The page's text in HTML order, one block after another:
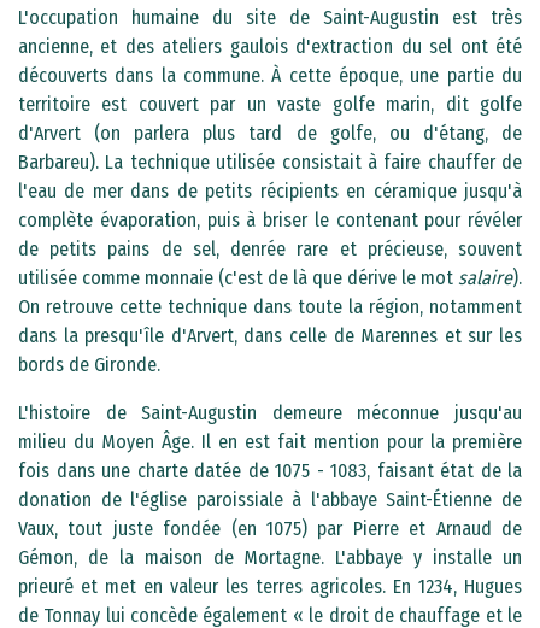
​​​​​​​L'occupation humaine du site de Saint-Augustin est très
ancienne, et des ateliers gaulois d'extraction du sel ont été
découverts dans la commune. À cette époque, une partie du
territoire est couvert par un vaste golfe marin, dit golfe
d'Arvert (on parlera plus tard de golfe, ou d'étang, de
Barbareu). La technique utilisée consistait à faire chauffer de
l'eau de mer dans de petits récipients en céramique jusqu'à
complète évaporation, puis à briser le contenant pour révéler
de petits pains de sel, denrée rare et précieuse, souvent
utilisée comme monnaie (c'est de là que dérive le mot salaire).
On retrouve cette technique dans toute la région, notamment
dans la presqu'île d'Arvert, dans celle de Marennes et sur les
bords de Gironde.
L'histoire de Saint-Augustin demeure méconnue jusqu'au
milieu du Moyen Âge. Il en est fait mention pour la première
fois dans une charte datée de 1075 - 1083, faisant état de la
donation de l'église paroissiale à l'abbaye Saint-Étienne de
Vaux, tout juste fondée (en 1075) par Pierre et Arnaud de
Gémon, de la maison de Mortagne. L'abbaye y installe un
prieuré et met en valeur les terres agricoles. En 1234, Hugues
de Tonnay lui concède également « le droit de chauffage et le